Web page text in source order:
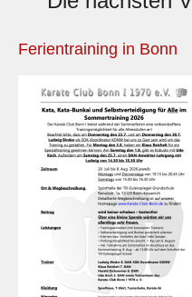
Ferientraining in Bonn